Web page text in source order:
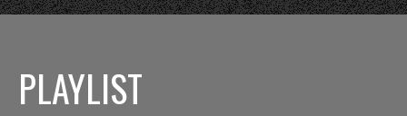
PLAYLIST